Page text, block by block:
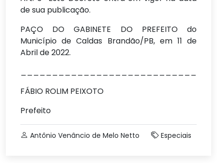
de sua publicação.
PAÇO DO GABINETE DO PREFEITO do
Município de Caldas Brandão/PB, em 11 de
Abril de 2022.
FÁBIO ROLIM PEIXOTO
Prefeito
Antônio Venâncio de Melo Netto Especiais